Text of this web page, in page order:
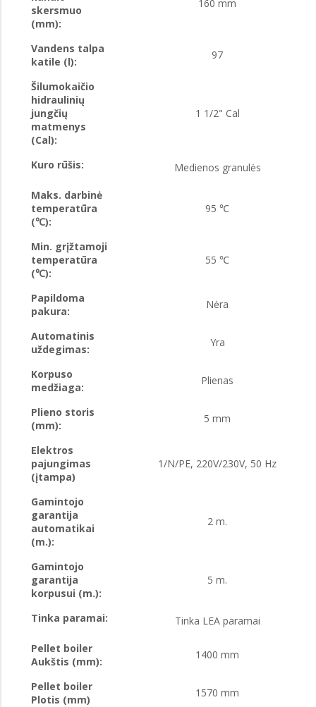
skersmuo
(mm):
160 mm
Vandens talpa
katile (l):
97
Šilumokaičio
hidraulinių
jungčių
matmenys
(Cal):
1 1/2" Cal
Kuro rūšis: Medienos granulės
Maks. darbinė
temperatūra
(℃):
95 ℃
Min. grįžtamoji
temperatūra
(℃):
55 ℃
Papildoma
pakura:
Nėra
Automatinis
uždegimas:
Yra
Korpuso
medžiaga:
Plienas
Plieno storis
(mm):
5 mm
Elektros
pajungimas
(įtampa)
1/N/PE, 220V/230V, 50 Hz
Gamintojo
garantija
automatikai
(m.):
2 m.
Gamintojo
garantija
korpusui (m.):
5 m.
Tinka paramai: Tinka LEA paramai
Pellet boiler
Aukštis (mm):
1400 mm
Pellet boiler
Plotis (mm)
1570 mm